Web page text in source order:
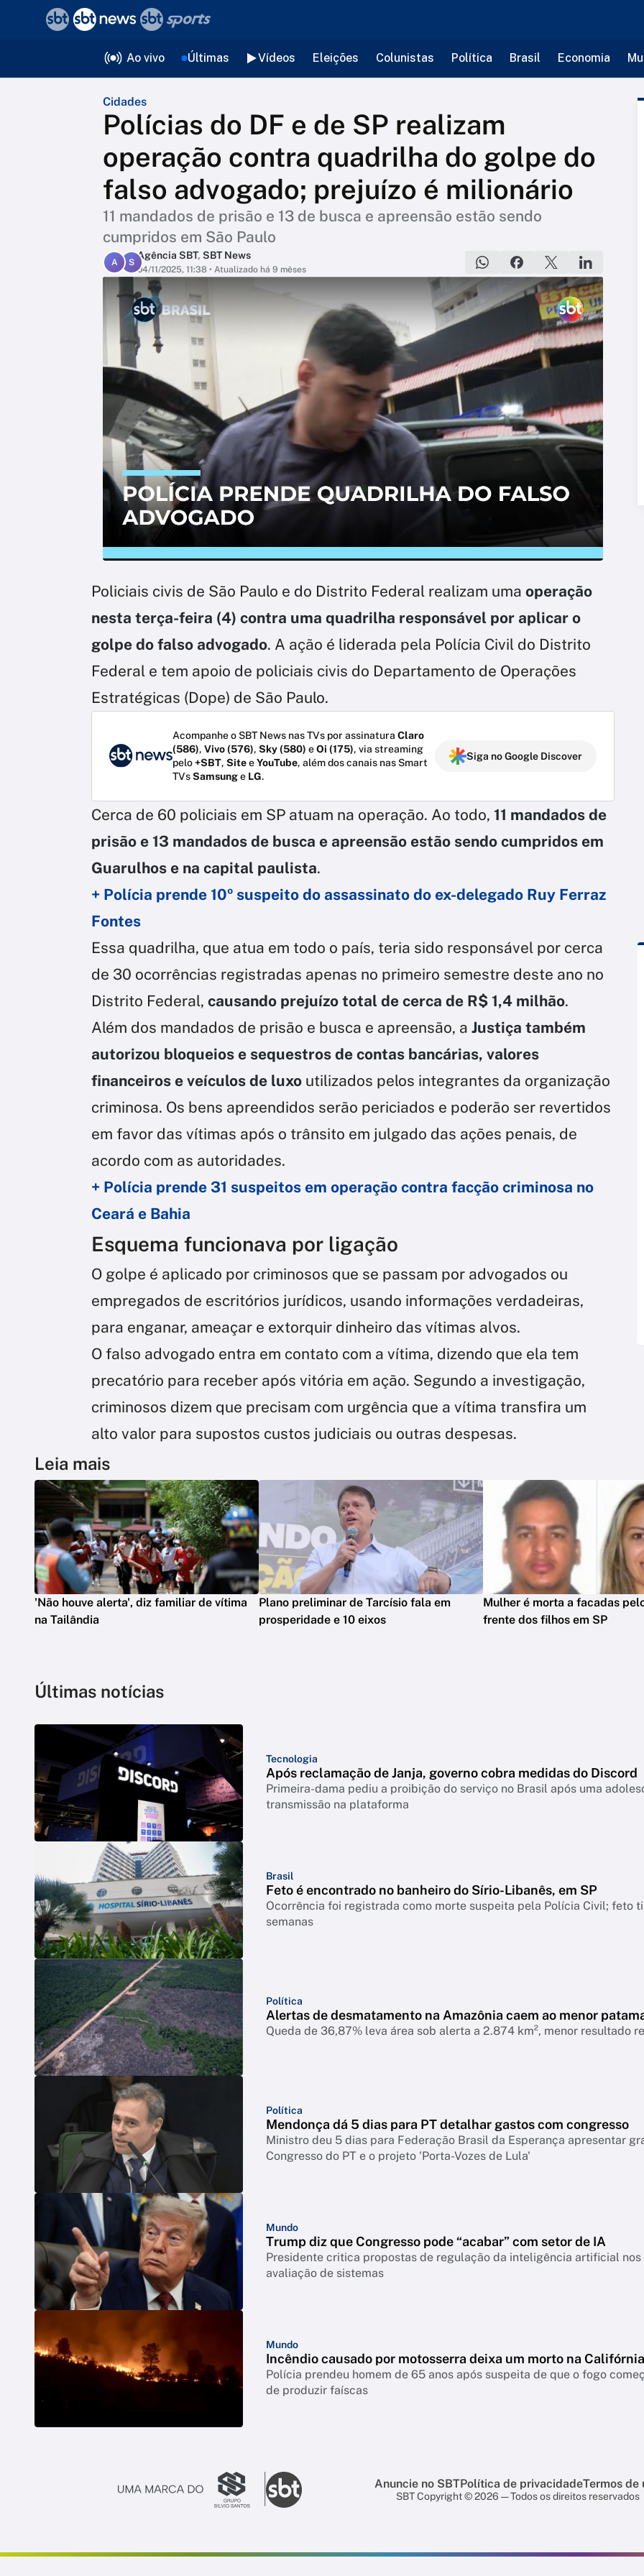
Ao vivo Últimas Vídeos Eleições Colunistas Política Brasil Economia
Cidades
Polícias do DF e de SP realizam
operação contra quadrilha do golpe do
falso advogado; prejuízo é milionário
11 mandados de prisão e 13 de busca e apreensão estão sendo
cumpridos em São Paulo
A S
Agência SBT, SBT News
04/11/2025, 11:38 • Atualizado há 9 mêses
Policiais civis de São Paulo e do Distrito Federal realizam uma operação
nesta terça-feira (4) contra uma quadrilha responsável por aplicar o
golpe do falso advogado. A ação é liderada pela Polícia Civil do Distrito
Federal e tem apoio de policiais civis do Departamento de Operações
Estratégicas (Dope) de São Paulo.
Acompanhe o SBT News nas TVs por assinatura Claro
(586), Vivo (576), Sky (580) eOi (175), via streaming
pelo+SBT, SiteeYouTube, além dos canais nas Smart
TVsSamsunge LG.
Siga no Google Discover
Cerca de 60 policiais em SP atuam na operação. Ao todo, 11 mandados de
prisão e 13 mandados de busca e apreensão estão sendo cumpridos em
Guarulhos e na capital paulista.
+ Polícia prende 10º suspeito do assassinato do ex-delegado Ruy Ferraz
Fontes
Essa quadrilha, que atua em todo o país, teria sido responsável por cerca
de 30 ocorrências registradas apenas no primeiro semestre deste ano no
Distrito Federal, causando prejuízo total de cerca de R$ 1,4 milhão.
Além dos mandados de prisão e busca e apreensão, a Justiça também
autorizou bloqueios e sequestros de contas bancárias, valores
financeiros e veículos de luxo utilizados pelos integrantes da organização
criminosa. Os bens apreendidos serão periciados e poderão ser revertidos
em favor das vítimas após o trânsito em julgado das ações penais, de
acordo com as autoridades.
+ Polícia prende 31 suspeitos em operação contra facção criminosa no
Ceará e Bahia
Esquema funcionava por ligação
O golpe é aplicado por criminosos que se passam por advogados ou
empregados de escritórios jurídicos, usando informações verdadeiras,
para enganar, ameaçar e extorquir dinheiro das vítimas alvos.
O falso advogado entra em contato com a vítima, dizendo que ela tem
precatório para receber após vitória em ação. Segundo a investigação,
criminosos dizem que precisam com urgência que a vítima transfira um
alto valor para supostos custos judiciais ou outras despesas.
Leia mais
'Não houve alerta', diz familiar de vítima
na Tailândia
Plano preliminar de Tarcísio fala em
prosperidade e 10 eixos
Mulher é morta a facadas
frente dos filhos em SP
Últimas notícias
Tecnologia
Após reclamação de Janja, governo cobra medidas do Discord
Primeira-dama pediu a proibição do serviço no Brasil após uma
transmissão na plataforma
Brasil
Feto é encontrado no banheiro do Sírio-Libanês, em SP
Ocorrência foi registrada como morte suspeita pela Polícia Civil; feto
semanas
Política
Alertas de desmatamento na Amazônia caem ao menor
Queda de 36,87% leva área sob alerta a 2.874 km², menor resultado
Política
Mendonça dá 5 dias para PT detalhar gastos com congresso
Ministro deu 5 dias para Federação Brasil da Esperança apresentar
Congresso do PT e o projeto 'Porta-Vozes de Lula'
Mundo
Trump diz que Congresso pode “acabar” com setor de IA
Presidente critica propostas de regulação da inteligência artificial nos
avaliação de sistemas
Mundo
Incêndio causado por motosserra deixa um morto na Califórnia
Polícia prendeu homem de 65 anos após suspeita de que o fogo
de produzir faíscas
Anuncie no SBTPolítica de privacidadeTermos de
SBT Copyright © 2026 — Todos os direitos reservados
voltar
Editorias